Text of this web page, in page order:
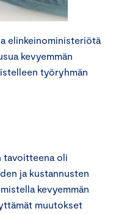
elinkeinoministeriötä
kevyemmän
työryhmän
tavoitteena oli
ja kustannusten
kevyemmän
muutokset